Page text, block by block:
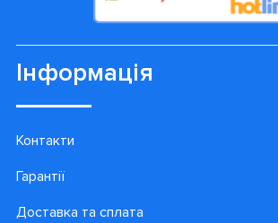
Інформація
Контакти
Гарантії
Доставка та сплата